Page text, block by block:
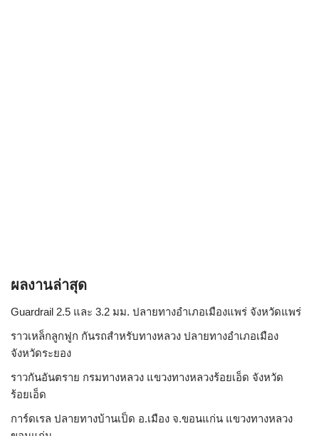
ผลงานล่าสุด
Guardrail 2.5 และ 3.2 มม. ปลายทางอำเภอเมืองแพร่ จังหวัดแพร่
ราวเหล็กลูกฟูก กันรถสําหรับทางหลวง ปลายทางอำเภอเมือง
จังหวัดระยอง
ราวกันอันตราย กรมทางหลวง แขวงทางหลวงร้อยเอ็ด จังหวัด
ร้อยเอ็ด
การ์ดเรล ปลายทางบ้านเป็ด อ.เมือง จ.ขอนแก่น แขวงทางหลวง